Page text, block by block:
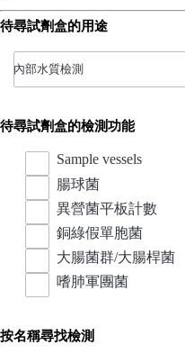
m
待尋試劑盒的用途
待尋試劑盒的檢測功能
Sample vessels
腸球菌
異營菌平板計數
銅綠假單胞菌
大腸菌群/大腸桿菌
嗜肺軍團菌
按名稱尋找檢測